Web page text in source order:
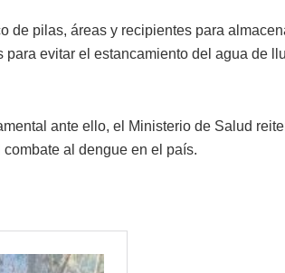
pilas, áreas y recipientes para
evitar el estancamiento del agua de
ante ello, el Ministerio de Salud
al dengue en el país.